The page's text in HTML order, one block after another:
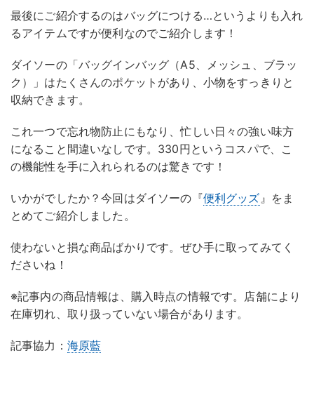
最後にご紹介するのはバッグにつける…というよりも入れ
るアイテムですが便利なのでご紹介します！
ダイソーの「バッグインバッグ（A5、メッシュ、ブラッ
ク）」はたくさんのポケットがあり、小物をすっきりと
収納できます。
これ一つで忘れ物防止にもなり、忙しい日々の強い味方
になること間違いなしです。330円というコスパで、こ
の機能性を手に入れられるのは驚きです！
いかがでしたか？今回はダイソーの『便利グッズ』をま
とめてご紹介しました。
使わないと損な商品ばかりです。ぜひ手に取ってみてく
ださいね！
※記事内の商品情報は、購入時点の情報です。店舗により
在庫切れ、取り扱っていない場合があります。
記事協力： 海原藍